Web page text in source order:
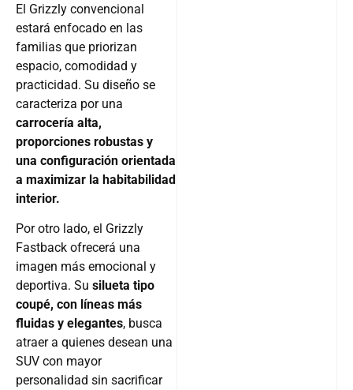
El Grizzly convencional
estará enfocado en las
familias que priorizan
espacio, comodidad y
practicidad. Su diseño se
caracteriza por una
carrocería alta,
proporciones robustas y
una configuración orientada
a maximizar la habitabilidad
interior.
Por otro lado, el Grizzly
Fastback ofrecerá una
imagen más emocional y
deportiva. Su silueta tipo
coupé, con líneas más
fluidas y elegantes, busca
atraer a quienes desean una
SUV con mayor
personalidad sin sacrificar